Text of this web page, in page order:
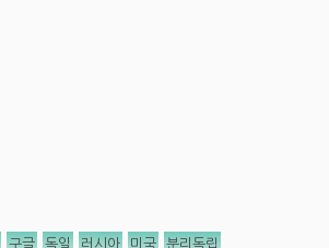
구글 독일 러시아 미국 분리독립